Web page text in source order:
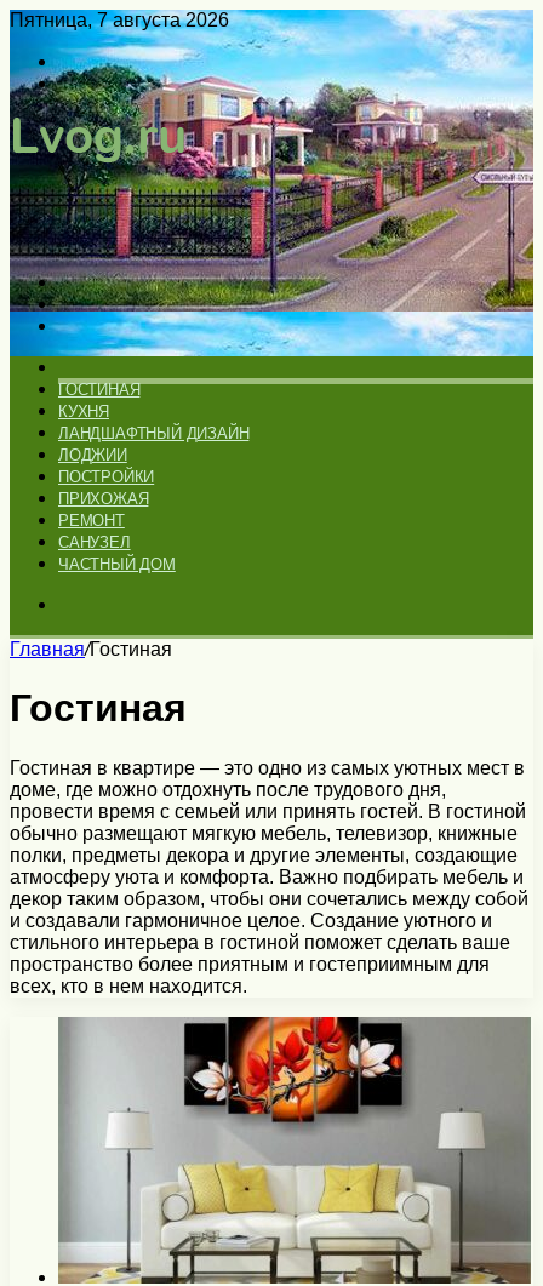
Пятница, 7 августа 2026
Войти
Switch
skin
Меню
Искать
Switch
skin
ГОСТИНАЯ
КУХНЯ
ЛАНДШАФТНЫЙ ДИЗАЙН
ЛОДЖИИ
ПОСТРОЙКИ
ПРИХОЖАЯ
РЕМОНТ
САНУЗЕЛ
ЧАСТНЫЙ ДОМ
Главная/Гостиная
Гостиная
Гостиная в квартире — это одно из самых уютных мест в
доме, где можно отдохнуть после трудового дня,
провести время с семьей или принять гостей. В гостиной
обычно размещают мягкую мебель, телевизор, книжные
полки, предметы декора и другие элементы, создающие
атмосферу уюта и комфорта. Важно подбирать мебель и
декор таким образом, чтобы они сочетались между собой
и создавали гармоничное целое. Создание уютного и
стильного интерьера в гостиной поможет сделать ваше
пространство более приятным и гостеприимным для
всех, кто в нем находится.